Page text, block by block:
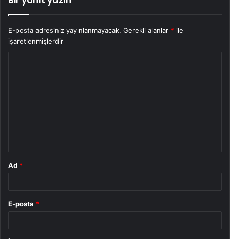
E-posta adresiniz yayınlanmayacak. Gerekli alanlar * ile
işaretlenmişlerdir
Ad *
E-posta *